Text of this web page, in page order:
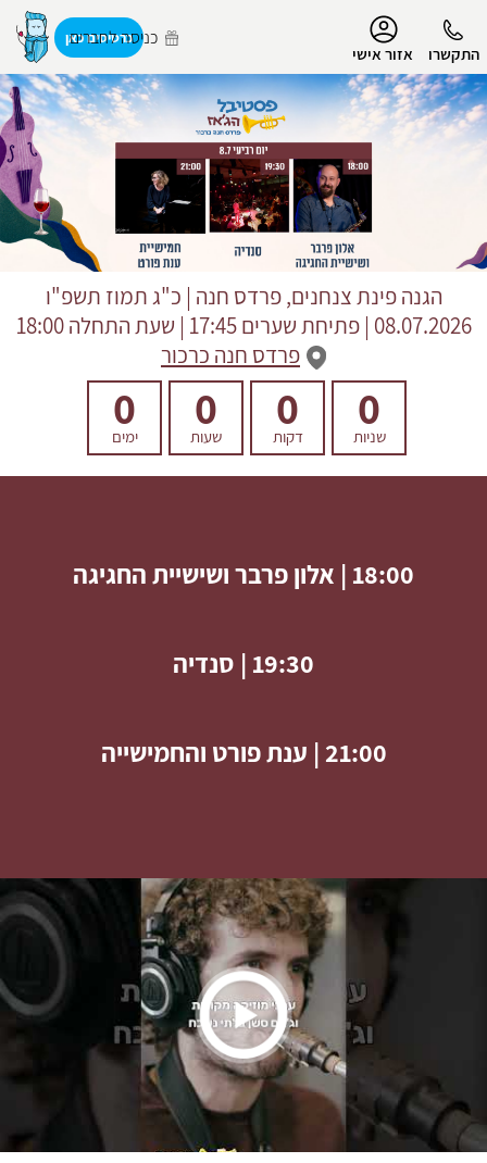
התקשרו אזור אישי
כרטיסים כאן
כניסה לחברים
הפרופיל שלי
התנתק
הגנה פינת צנחנים, פרדס חנה | כ"ג תמוז תשפ"ו
08.07.2026 | פתיחת שערים 17:45 | שעת התחלה 18:00
פרדס חנה כרכור
0
שניות
0
דקות
0
שעות
0
ימים
18:00 | אלון פרבר ושישיית החגיגה
19:30 | סנדיה
21:00 | ענת פורט והחמישייה